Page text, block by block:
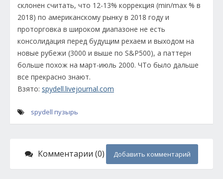
склонен считать, что 12-13% коррекция (min/max % в
2018) по американскому рынку в 2018 году и
проторговка в широком диапазоне не есть
консолидация перед будущим рехаем и выходом на
новые рубежи (3000 и выше по S&P500), а паттерн
больше похож на март-июль 2000. ЧТо было дальше
все прекрасно знают.
Взято: spydell.livejournal.com
spydell пузырь
Комментарии (0) Добавить комментарий